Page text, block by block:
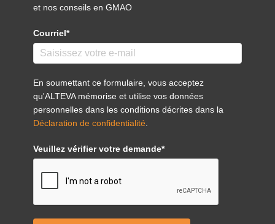
et nos conseils en GMAO
Courriel*
En soumettant ce formulaire, vous acceptez
qu'ALTEVA mémorise et utilise vos données
personnelles dans les conditions décrites dans la
Déclaration de confidentialité
Veuillez vérifier votre demande*